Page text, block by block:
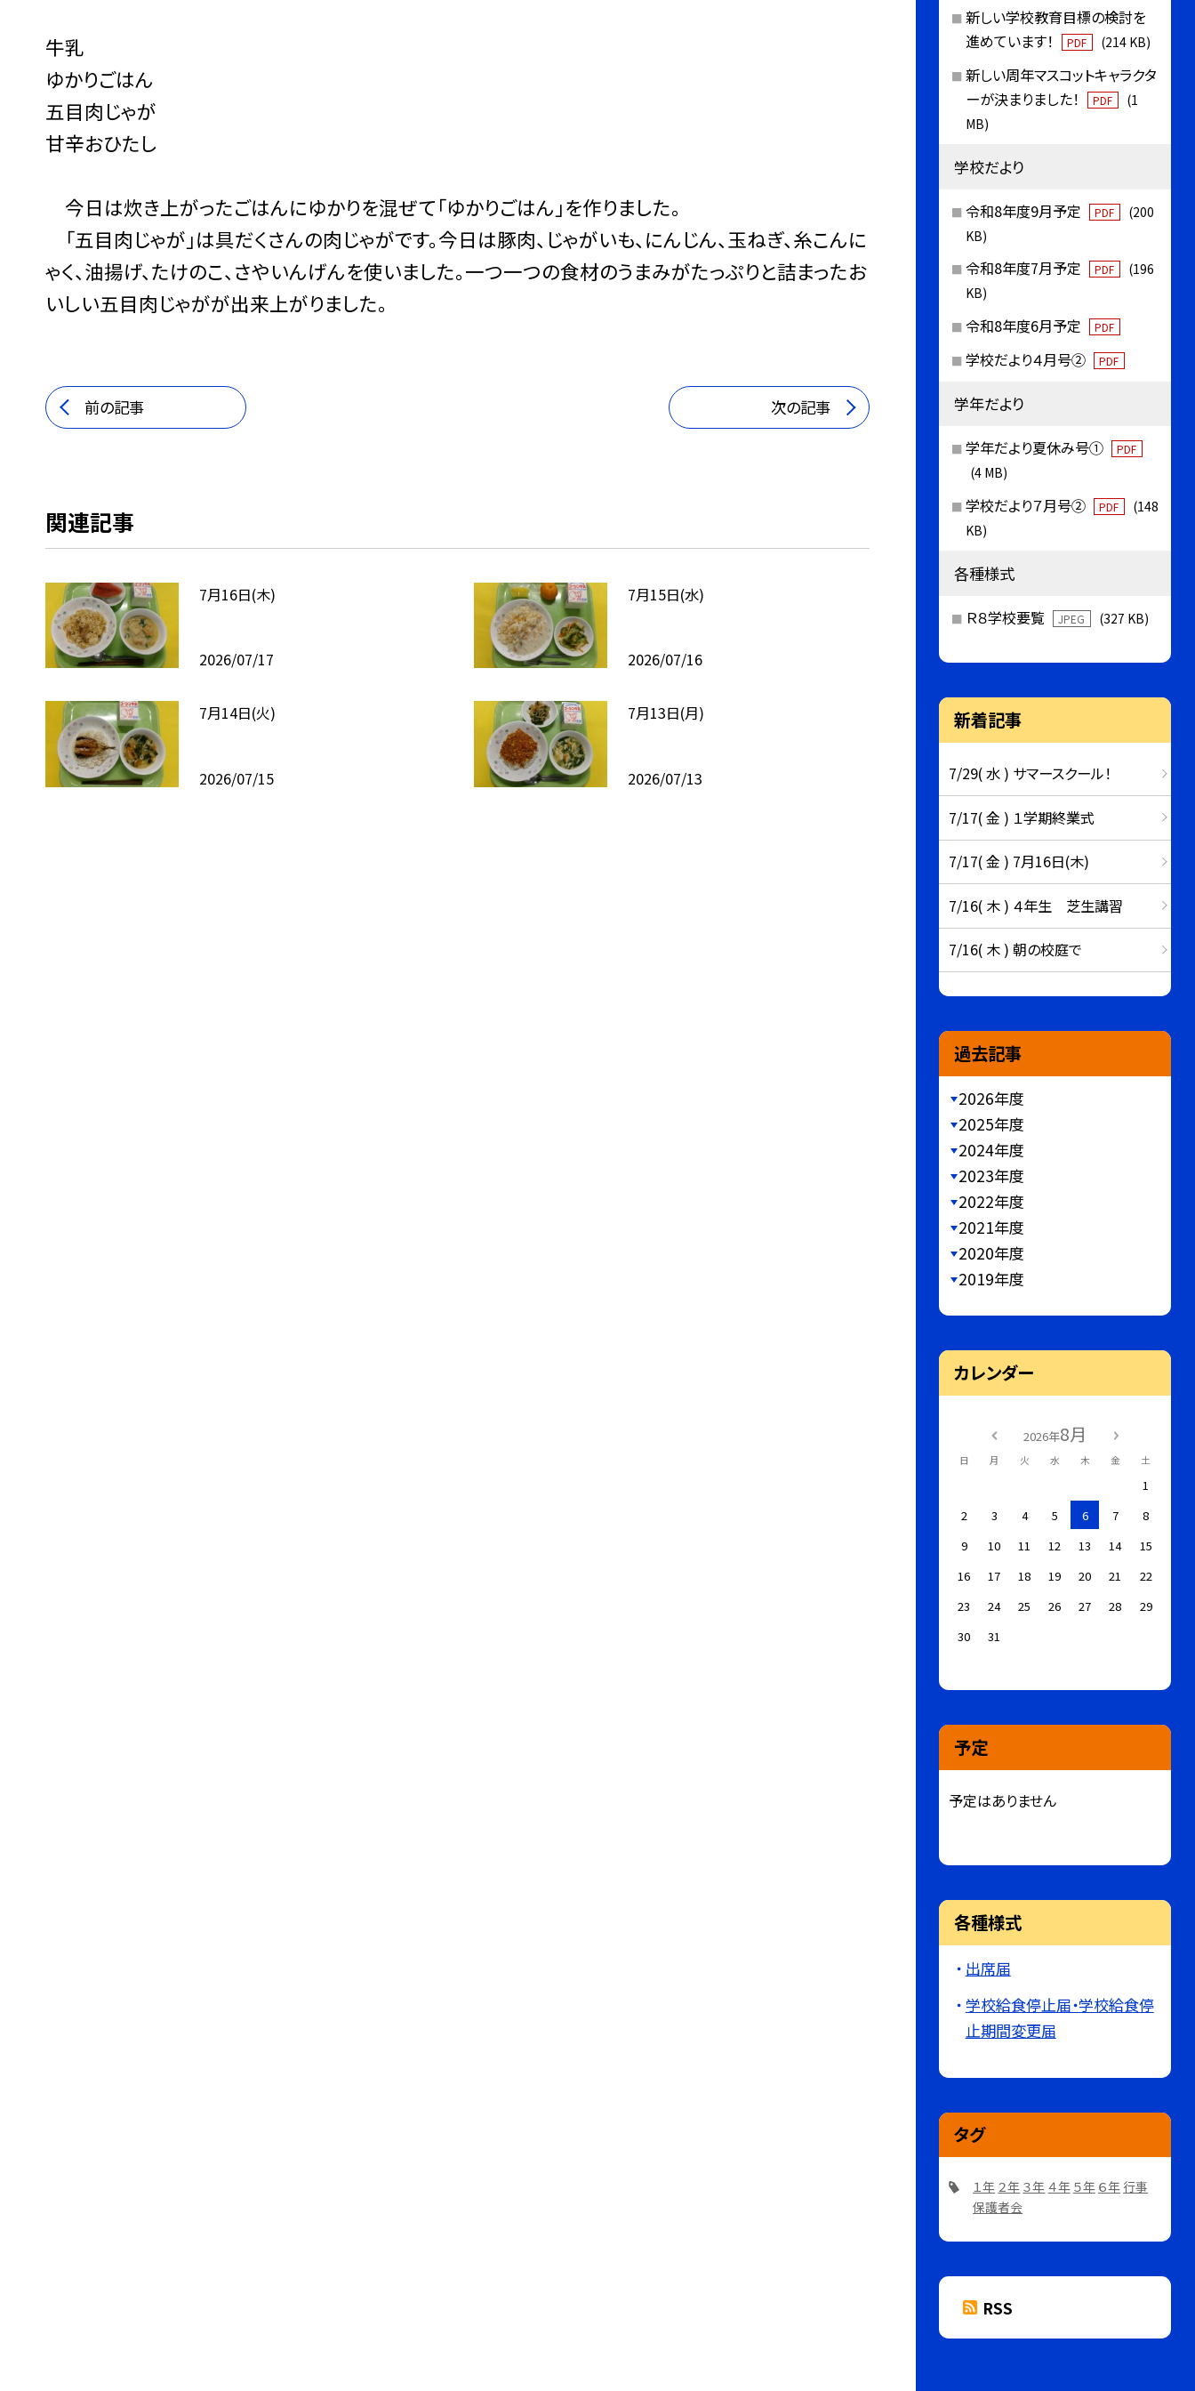
牛乳
ゆかりごはん
五目肉じゃが
甘辛おひたし
今日は炊き上がったごはんにゆかりを混ぜて「ゆかりごはん」を作りました。
「五目肉じゃが」は具だくさんの肉じゃがです。今日は豚肉、じゃがいも、にんじん、玉ねぎ、糸こんに
ゃく、油揚げ、たけのこ、さやいんげんを使いました。一つ一つの食材のうまみがたっぷりと詰まったお
いしい五目肉じゃがが出来上がりました。
前の記事 次の記事
関連記事
7月16日(木)
2026/07/17
7月15日(水)
2026/07/16
7月14日(火)
2026/07/15
7月13日(月)
2026/07/13
新しい学校教育目標の検討を
進めています！
PDF (214 KB)
新しい周年マスコットキャラクタ
ーが決まりました！
PDF
(1
MB)
学校だより
令和8年度9月予定 PDF
(200
KB)
令和8年度7月予定 PDF
(196
KB)
令和8年度6月予定 PDF
学校だより４月号② PDF
学年だより
学年だより夏休み号① PDF
(4 MB)
学校だより７月号② PDF
(148
KB)
各種様式
Ｒ８学校要覧 JPEG (327 KB)
新着記事
7/29( 水 ) サマースクール！
7/17( 金 ) １学期終業式
7/17( 金 ) 7月16日(木)
7/16( 木 ) ４年生 芝生講習
7/16( 木 ) 朝の校庭で
過去記事
2026年度
2025年度
2024年度
2023年度
2022年度
2021年度
2020年度
2019年度
カレンダー
2026年8月
日 月 火 水 木 金 土
1
2
3 4 5 6 7
8
9
10 11 12 13 14
15
16
17 18 19 20 21
22
23
24 25 26 27 28
29
30
31
予定
予定はありません
各種様式
出席届
学校給食停止届・学校給食停
止期間変更届
タグ
１年 ２年 ３年 ４年 ５年 ６年 行事
保護者会
RSS